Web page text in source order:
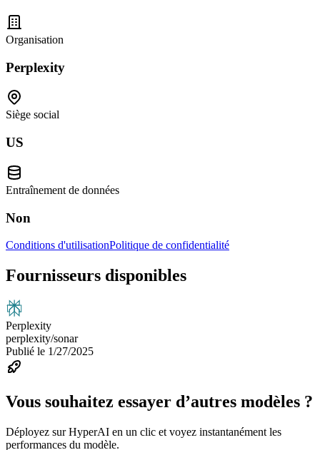
Organisation
Perplexity
Siège social
US
Entraînement de données
Non
Conditions d'utilisationPolitique de confidentialité
Fournisseurs disponibles
Perplexity
perplexity/sonar
Publié le 1/27/2025
Vous souhaitez essayer d’autres modèles ?
Déployez sur HyperAI en un clic et voyez instantanément les
performances du modèle.